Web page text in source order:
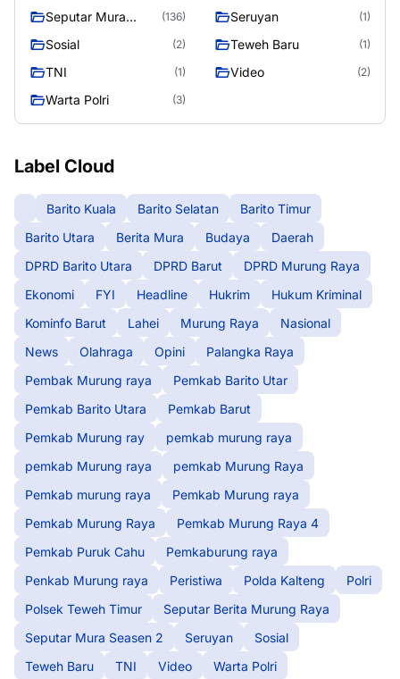
Seputar Mura
(136) Seruyan (1)
Sosial (2) Teweh Baru (1)
TNI (1) Video (2)
Warta Polri (3)
Label Cloud
Barito Kuala Barito Selatan
Barito Timur
Barito Utara
Berita Mura Budaya
Daerah
DPRD Barito Utara
DPRD Barut
DPRD Murung Raya
Ekonomi
FYI Headline Hukrim
Hukum Kriminal
Kominfo Barut
Lahei Murung Raya
Nasional
News
Olahraga Opini
Palangka Raya
Pembak Murung raya
Pemkab Barito Utar
Pemkab Barito Utara
Pemkab Barut
Pemkab Murung ray
pemkab murung raya
pemkab Murung raya
pemkab Murung Raya
Pemkab murung raya
Pemkab Murung raya
Pemkab Murung Raya
Pemkab Murung Raya 4
Pemkab Puruk Cahu
Pemkaburung raya
Penkab Murung raya
Peristiwa Polda Kalteng
Polri
Polsek Teweh Timur
Seputar Berita Murung Raya
Seputar Mura Seasen 2
Seruyan
Sosial
Teweh Baru
TNI Video Warta Polri